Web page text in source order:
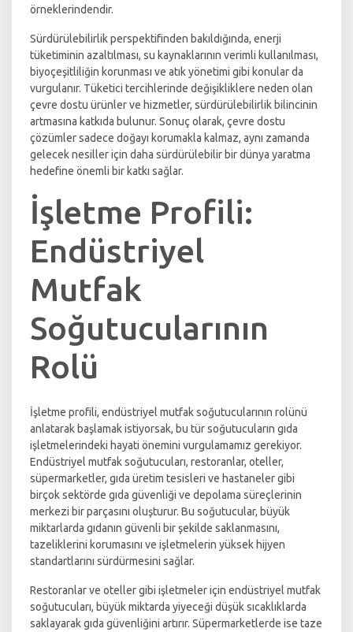
örneklerindendir.
Sürdürülebilirlik perspektifinden bakıldığında, enerji
tüketiminin azaltılması, su kaynaklarının verimli kullanılması,
biyoçeşitliliğin korunması ve atık yönetimi gibi konular da
vurgulanır. Tüketici tercihlerinde değişikliklere neden olan
çevre dostu ürünler ve hizmetler, sürdürülebilirlik bilincinin
artmasına katkıda bulunur. Sonuç olarak, çevre dostu
çözümler sadece doğayı korumakla kalmaz, aynı zamanda
gelecek nesiller için daha sürdürülebilir bir dünya yaratma
hedefine önemli bir katkı sağlar.
İşletme Profili:
Endüstriyel
Mutfak
Soğutucularının
Rolü
İşletme profili, endüstriyel mutfak soğutucularının rolünü
anlatarak başlamak istiyorsak, bu tür soğutucuların gıda
işletmelerindeki hayati önemini vurgulamamız gerekiyor.
Endüstriyel mutfak soğutucuları, restoranlar, oteller,
süpermarketler, gıda üretim tesisleri ve hastaneler gibi
birçok sektörde gıda güvenliği ve depolama süreçlerinin
merkezi bir parçasını oluşturur. Bu soğutucular, büyük
miktarlarda gıdanın güvenli bir şekilde saklanmasını,
tazeliklerini korumasını ve işletmelerin yüksek hijyen
standartlarını sürdürmesini sağlar.
Restoranlar ve oteller gibi işletmeler için endüstriyel mutfak
soğutucuları, büyük miktarda yiyeceği düşük sıcaklıklarda
saklayarak gıda güvenliğini artırır. Süpermarketlerde ise taze